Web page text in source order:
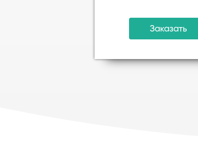
Заказать